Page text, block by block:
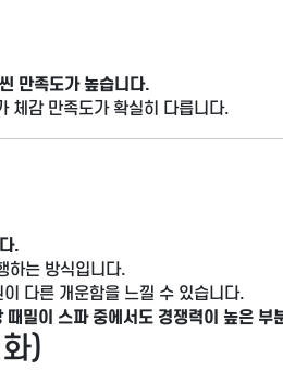
만족도가 높습니다.
체감 만족도가 확실히 다릅니다.
.
하는 방식입니다.
다른 개운함을 느낄 수 있습니다.
때밀이 스파 중에서도 경쟁력이 높은 부
)